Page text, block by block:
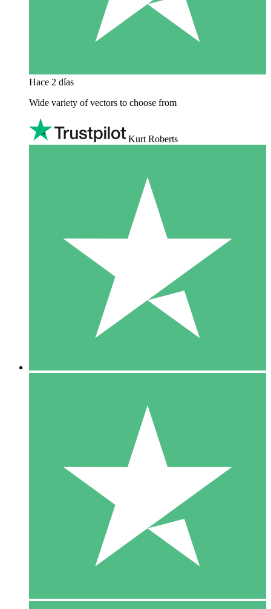
Hace 2 días
Wide variety of vectors to choose from
Kurt Roberts